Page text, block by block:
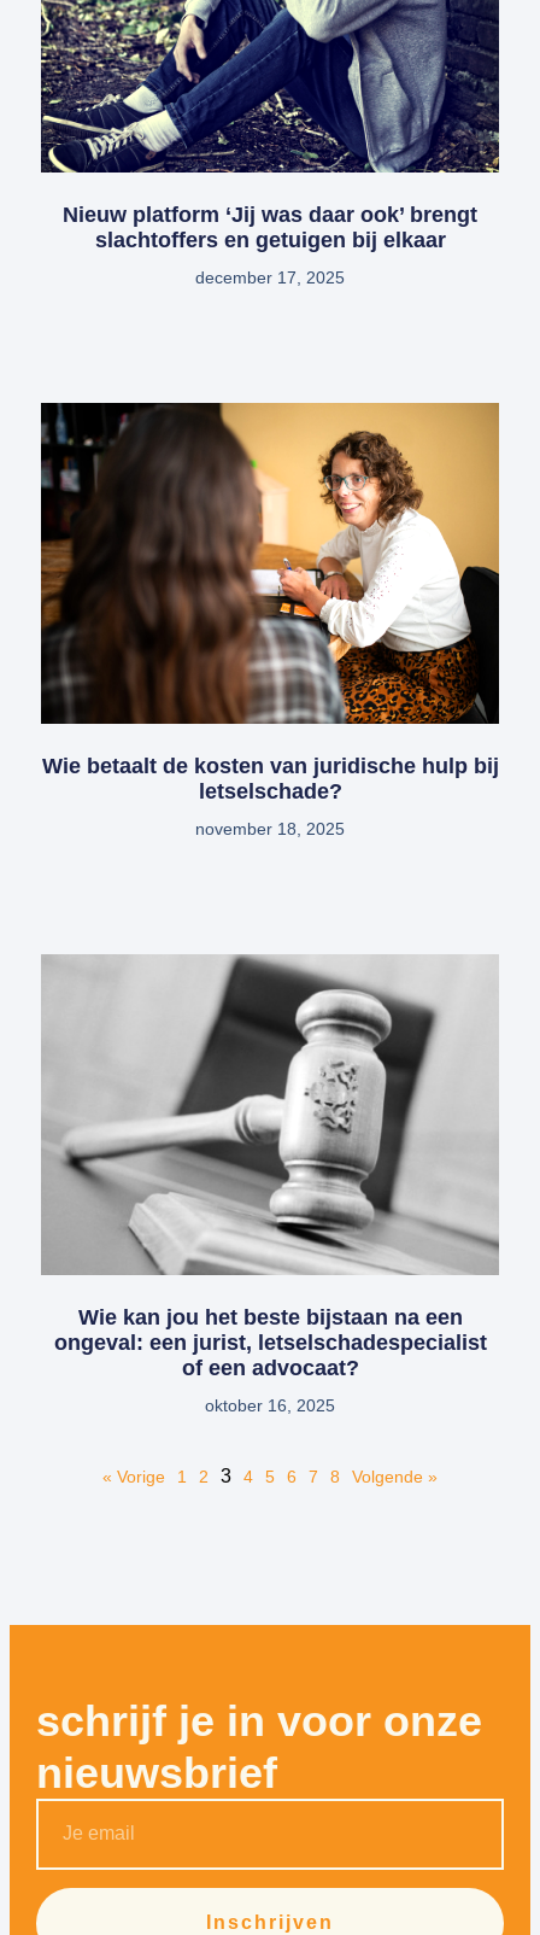
Nieuw platform ‘Jij was daar ook’ brengt
slachtoffers en getuigen bij elkaar
december 17, 2025
Wie betaalt de kosten van juridische hulp bij
letselschade?
november 18, 2025
Wie kan jou het beste bijstaan na een
ongeval: een jurist, letselschadespecialist
of een advocaat?
oktober 16, 2025
« Vorige 1 2 3 4 5 6 7 8 Volgende »
schrijf je in voor onze
nieuwsbrief
Inschrijven